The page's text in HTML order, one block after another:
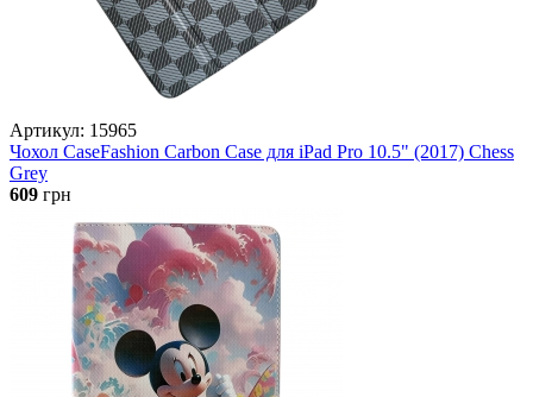
Артикул: 15965
Чохол CaseFashion Carbon Case для iPad Pro 10.5" (2017) Chess
Grey
609 грн